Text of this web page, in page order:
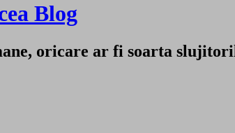
Blog
oricare ar fi soarta